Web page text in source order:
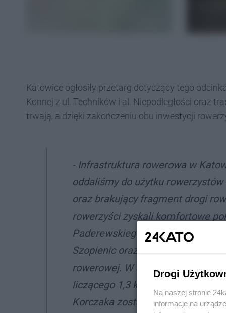
Katowice ogłosiły przetarg dotyczący tego
Konnej z ul. Techników i al. Niepodległości oraz
trwają, a dzięki zakończeniu obu inwestycji
- Infrastruktura rowerowa w
oddaliśmy do użytku
oraz brakujący fragment drogi
rowerzyści zyskali komfortowe
Paderewskiego i Dolina Trzech
Szopienic oraz Giszowcem.
rowerowej. W Szopienicach-
liczącego 1,3 km w rejonie ulicy
Korczaka zostanie połączony z
Drogi
Na naszej stronie
informacje na